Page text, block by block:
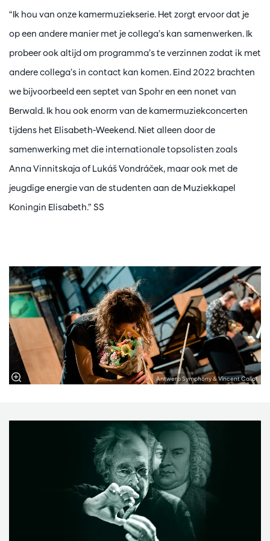
“Ik hou van onze kamermuziekserie. Het zorgt ervoor dat je
op een andere manier met je collega’s kan samenwerken. Ik
probeer ook altijd om programma’s te verzinnen zodat ik met
andere collega’s in contact kan komen. Eind 2022 brachten
we bijvoorbeeld een septet van Spohr en een nonet van
Berwald. Ik hou ook enorm van de kamermuziekconcerten
tijdens het Elisabeth-Weekend. Niet alleen door de
samenwerking met die internationale topsolisten zoals
Anna Vinnitskaja of Lukáš Vondráček, maar ook met de
jeugdige energie van de studenten aan de Muziekkapel
Koningin Elisabeth.” SS
Antwerp Symphony & Vincent Callot